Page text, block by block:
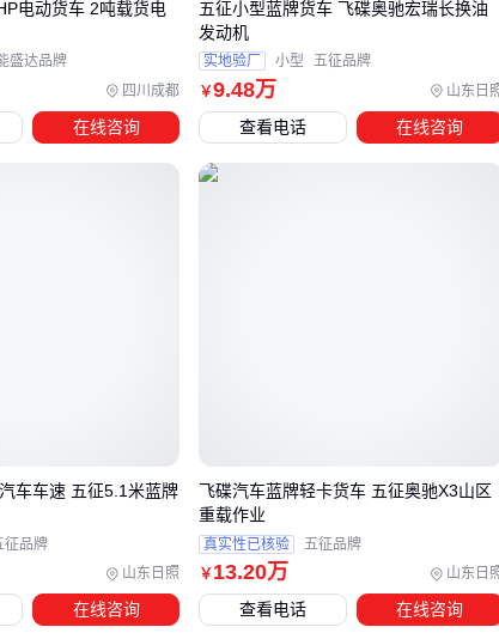
入会直接影响最终的成本效益比。
、合规装备：上路前容易被忽略的关键配件
货车后，合规性装备往往成为最后一道门槛。不同于主车
的显性差异，GPS定位装置、三角警示灯等配件直接关系
改装成本。
提醒关注区域性法规差异：部分省份已要求普货车辆加装
视频监控，而北方冬季还需备好货车防滑链
等季节性装
提前规划这些配套投入，才能确保新车到手立即投入运
四川成都
电动货车 2吨载货电
盛达品牌
在线咨询
￥9.48万 山东日
五征小型蓝牌货车 飞碟奥驰宏瑞长换油
发动机
实地验厂 小型 五征品牌
查看电话 在线咨询
山东日照
车车速 五征5.1米蓝牌
征品牌
在线咨询
￥ 13.20万 山东日
飞碟汽车蓝牌轻卡货车 五征奥驰X3山区
重载作业
真实性已核验 五征品牌
查看电话 在线咨询